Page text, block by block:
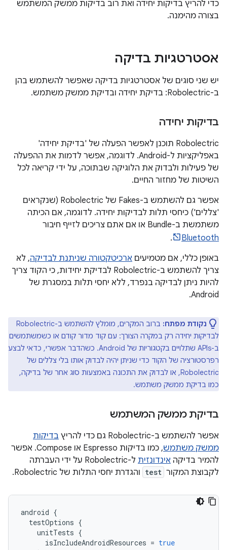
כדי להריץ בדיקות יחידה ואת רוב בדיקות ממשק המשתמש
בצורה מהימנה.
אסטרטגיות בדיקה
יש שני סוגים של אסטרטגיות בדיקה שאפשר להשתמש בהן
ב-Robolectric: בדיקת יחידה ובדיקת ממשק משתמש.
בדיקות יחידה
Robolectric תוכנן לאפשר הפעלה של 'בדיקת יחידה'
באפליקציות ל-Android. לדוגמה, אפשר לדמות את ההפעלה
של פעילות ולבדוק את הלוגיקה שבתוכה, על ידי קריאה לכל
השיטות של מחזור החיים.
אפשר גם להשתמש ב-Fakes של Robolectric (שנקראים
'צללים') כיחסי תלות לבדיקות יחידה. לדוגמה, אם הכיתה
משתמשת ב-Bundle או אם אתם צריכים לזייף חיבור
Bluetooth
.
באופן כללי, אם מטמיעים ארכיטקטורה שניתנת לבדיקה, לא
צריך להשתמש ב-Robolectric לבדיקת יחידות, כי הקוד צריך
להיות ניתן לבדיקה בנפרד, ללא יחסי תלות במסגרת של
Android.
נקודת מפתח:
ברוב המקרים, מומלץ להשתמש ב-Robolectric
לבדיקות יחידה רק במקרה הצורך: עם קוד מדור קודם או כשמשתמשים
ב-APIs שתלויים בקטגוריות של Android. כשהדבר אפשרי, כדאי לבצע
רפרסטורציה של הקוד כדי שניתן יהיה לבדוק אותו בלי צללים של
Robolectric, או לבדוק את התכונה באמצעות סוג אחר של בדיקה,
כמו בדיקת ממשק משתמש.
בדיקת ממשק המשתמש
אפשר להשתמש ב-Robolectric גם כדי להריץ
בדיקות
ממשק משתמש
, כמו בדיקות Espresso או Compose. אפשר
להמיר בדיקה אינדונזית
ל-Robolectric על ידי העברתה
לקבוצת המקור test והגדרת יחסי התלות של Robolectric.
android {
testOptions {
unitTests {
isIncludeAndroidResources = true